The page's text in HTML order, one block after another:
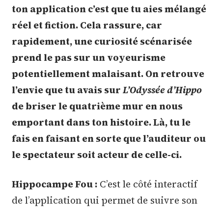
ton application c’est que tu aies mélangé
réel et fiction. Cela rassure, car
rapidement, une curiosité scénarisée
prend le pas sur un voyeurisme
potentiellement malaisant. On retrouve
l’envie que tu avais surL’Odyssée d’Hippo
de briser le quatrième mur en nous
emportant dans ton histoire. Là, tu le
fais en faisant en sorte que l’auditeur ou
le spectateur soit acteur de celle-ci.
Hippocampe Fou : C’est le côté interactif
de l’application qui permet de suivre son